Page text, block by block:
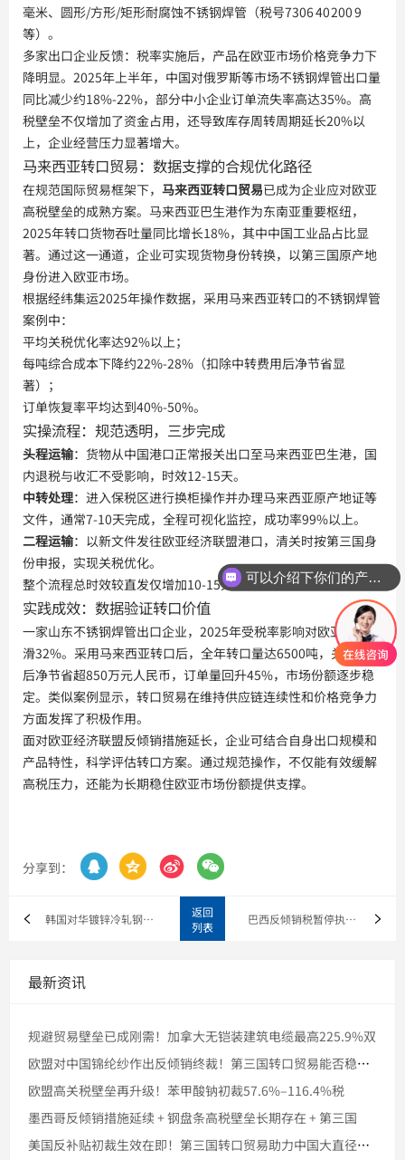
毫米、圆形/方形/矩形耐腐蚀不锈钢焊管（税号7306 40 200 9
等）。
多家出口企业反馈：税率实施后，产品在欧亚市场价格竞争力下
降明显。2025年上半年，中国对俄罗斯等市场不锈钢焊管出口量
同比减少约18%-22%，部分中小企业订单流失率高达35%。高
税壁垒不仅增加了资金占用，还导致库存周转周期延长20%以
上，企业经营压力显著增大。
马来西亚转口贸易：数据支撑的合规优化路径
在规范国际贸易框架下， 马来西亚转口贸易已成为企业应对欧亚
高税壁垒的成熟方案。马来西亚巴生港作为东南亚重要枢纽，
2025年转口货物吞吐量同比增长18%，其中中国工业品占比显
著。通过这一通道，企业可实现货物身份转换，以第三国原产地
身份进入欧亚市场。
根据经纬集运2025年操作数据，采用马来西亚转口的不锈钢焊管
案例中：
平均关税优化率达92%以上；
每吨综合成本下降约22%-28%（扣除中转费用后净节省显
著）；
订单恢复率平均达到40%-50%。
实操流程：规范透明，三步完成
头程运输：货物从中国港口正常报关出口至马来西亚巴生港，国
内退税与收汇不受影响，时效12-15天。
中转处理：进入保税区进行换柜操作并办理马来西亚原产地证等
文件，通常7-10天完成，全程可视化监控，成功率99%以上。
二程运输：以新文件发往欧亚经济联盟港口，清关时按第三国身
份申报，实现关税优化。
整个流程总时效较直发仅增加10-15天，但成本效益显著。
实践成效：数据验证转口价值
一家山东不锈钢焊管出口企业，2025年受税率影响对欧亚出口下
滑32%。采用马来西亚转口后，全年转口量达6500吨，关税优化
后净节省超850万元人民币，订单量回升45%，市场份额逐步稳
定。类似案例显示，转口贸易在维持供应链连续性和价格竞争力
方面发挥了积极作用。
面对欧亚经济联盟反倾销措施延长，企业可结合自身出口规模和
产品特性，科学评估转口方案。通过规范操作，不仅能有效缓解
高税压力，还能为长期稳住欧亚市场份额提供支撑。
分享到：    
韩国对华镀锌冷轧钢征收临时反倾销税 第三国转口贸易值得关注
返回
列表
巴西反倾销税暂停执行仍存风险 聚酯纤维纱线出口企业前瞻布局转
最新资讯
规避贸易壁垒已成刚需！加拿大无铠装建筑电缆最高225.9%双
欧盟对中国锦纶纱作出反倾销终裁！第三国转口贸易能否稳住市场份
欧盟高关税壁垒再升级！苯甲酸钠初裁57.6%–116.4%税
墨西哥反倾销措施延续 + 钢盘条高税壁垒长期存在 + 第三国
美国反补贴初裁生效在即！第三国转口贸易助力中国大直径石墨电极
可以介绍下你们的产品么？